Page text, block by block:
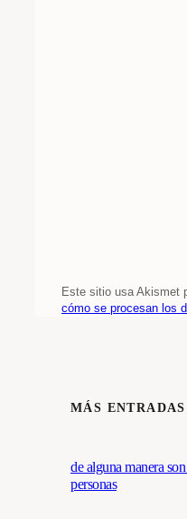
Este sitio usa Akismet
cómo se procesan los
MÁS ENTRADAS
de alguna manera
personas